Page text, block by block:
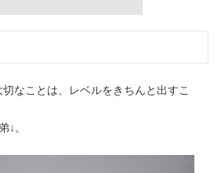
なことは、レベルをきちんと出すこ
↓。